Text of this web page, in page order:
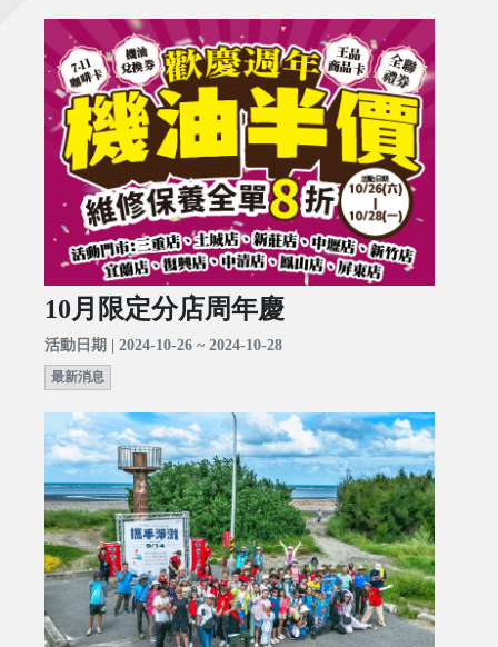
10月限定分店周年慶
活動日期 | 2024-10-26 ~ 2024-10-28
最新消息